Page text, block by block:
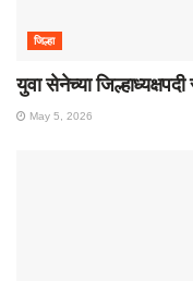
जिल्हा
युवा सेनेच्या
May 5, 2026